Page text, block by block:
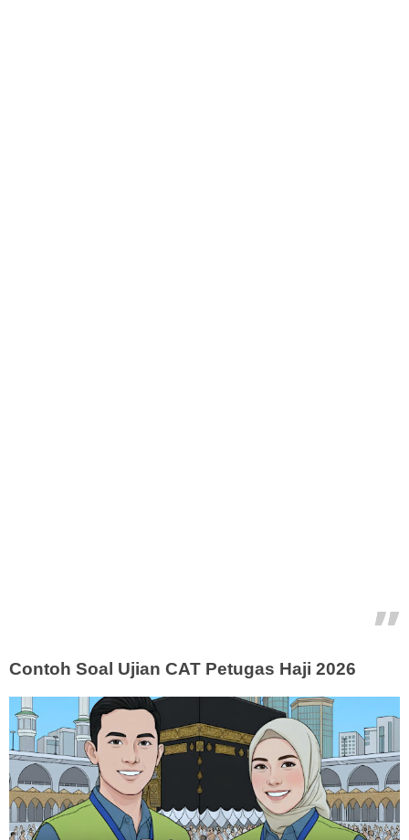
Contoh Soal Ujian CAT Petugas Haji 2026